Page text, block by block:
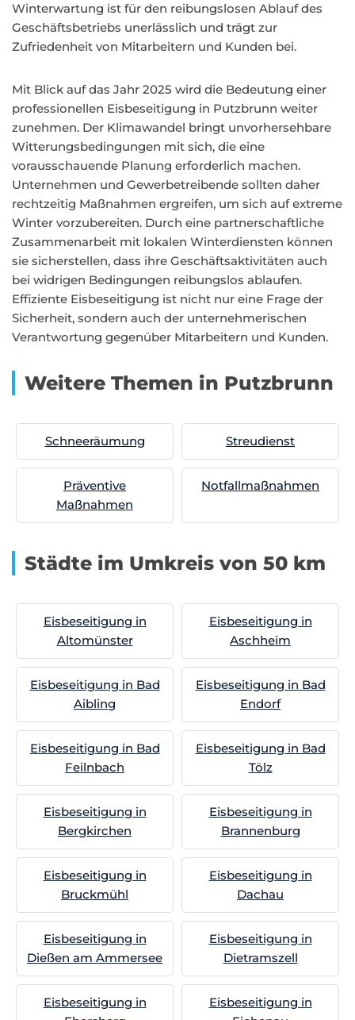
Winterwartung ist für den reibungslosen Ablauf des
Geschäftsbetriebs unerlässlich und trägt zur
Zufriedenheit von Mitarbeitern und Kunden bei.
Mit Blick auf das Jahr 2025 wird die Bedeutung einer
professionellen Eisbeseitigung in Putzbrunn weiter
zunehmen. Der Klimawandel bringt unvorhersehbare
Witterungsbedingungen mit sich, die eine
vorausschauende Planung erforderlich machen.
Unternehmen und Gewerbetreibende sollten daher
rechtzeitig Maßnahmen ergreifen, um sich auf extreme
Winter vorzubereiten. Durch eine partnerschaftliche
Zusammenarbeit mit lokalen Winterdiensten können
sie sicherstellen, dass ihre Geschäftsaktivitäten auch
bei widrigen Bedingungen reibungslos ablaufen.
Effiziente Eisbeseitigung ist nicht nur eine Frage der
Sicherheit, sondern auch der unternehmerischen
Verantwortung gegenüber Mitarbeitern und Kunden.
Weitere Themen in Putzbrunn
Schneeräumung Streudienst
Präventive
Maßnahmen
Notfallmaßnahmen
Städte im Umkreis von 50 km
Eisbeseitigung in
Altomünster
Eisbeseitigung in
Aschheim
Eisbeseitigung in Bad
Aibling
Eisbeseitigung in Bad
Endorf
Eisbeseitigung in Bad
Feilnbach
Eisbeseitigung in Bad
Tölz
Eisbeseitigung in
Bergkirchen
Eisbeseitigung in
Brannenburg
Eisbeseitigung in
Bruckmühl
Eisbeseitigung in
Dachau
Eisbeseitigung in
Dießen am Ammersee
Eisbeseitigung in
Dietramszell
Eisbeseitigung in
Eisbeseitigung in